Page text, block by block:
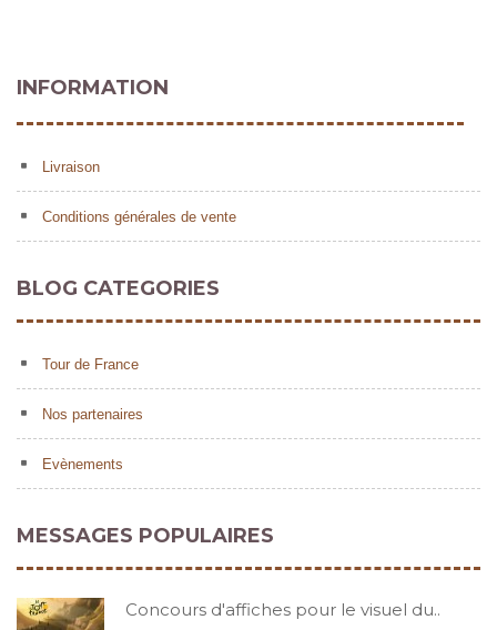
INFORMATION
Livraison
Conditions générales de vente
BLOG CATEGORIES
Tour de France
Nos partenaires
Evènements
MESSAGES POPULAIRES
Concours d'affiches pour le visuel du..